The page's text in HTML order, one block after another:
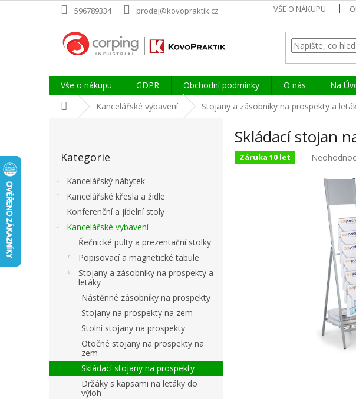
na
596789334 prodej@kovopraktik.cz VŠE O NÁKUPU
Vše o nákupu GDPR Obchodní podmínky O nás Na
Domů Kancelářské vybavení Stojany a zásobníky na prospekty a
kategorie
Kategorie
Kancelářský nábytek
Kancelářské křesla a židle
Konferenční a jídelní stoly
Kancelářské vybavení
Řečnické pulty a prezentační stolky
Popisovací a magnetické tabule
Stojany a zásobníky na prospekty a
letáky
Nástěnné zásobníky na prospekty
Stojany na prospekty na zem
Stolní stojany na prospekty
Otočné stojany na prospekty na
zem
Skládací stojany na prospekty
Držáky s kapsami na letáky do
výloh
Skládací stojan
Záruka 10 let
Průměrné
produktu
hvězdiček.